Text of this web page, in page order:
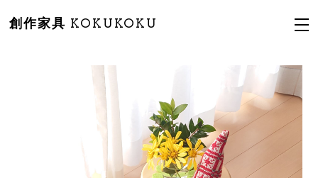
創作家具 KOKUKOKU